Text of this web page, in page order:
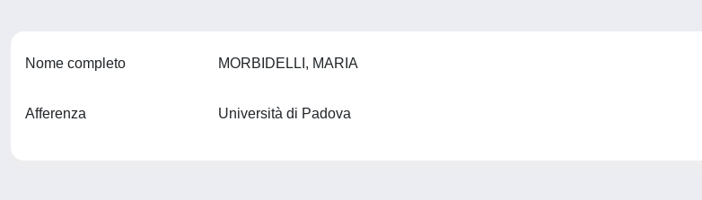
Nome completo MORBIDELLI, MARIA
Afferenza Università di Padova